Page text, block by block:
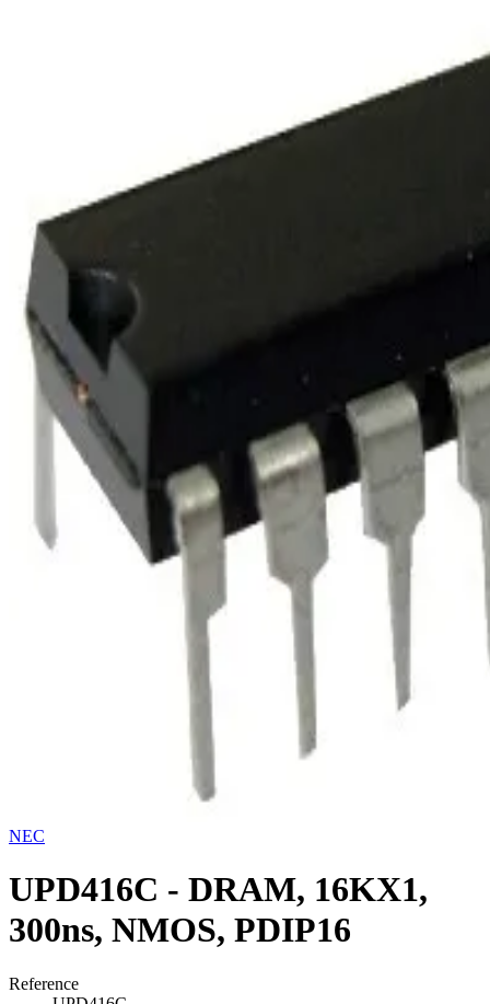
NEC
UPD416C - DRAM, 16KX1,
300ns, NMOS, PDIP16
Reference